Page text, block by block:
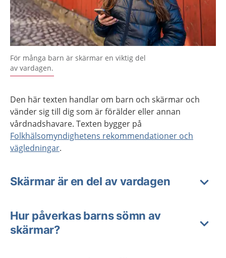
För många barn är skärmar en viktig del
av vardagen.
Den här texten handlar om barn och skärmar och
vänder sig till dig som är förälder eller annan
vårdnadshavare. Texten bygger på
Folkhälsomyndighetens rekommendationer och
vägledningar.
Skärmar är en del av vardagen
Hur påverkas barns sömn av
skärmar?